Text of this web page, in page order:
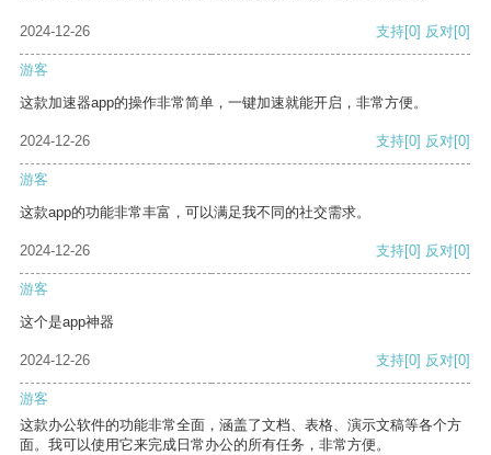
2024-12-26 支持[0] 反对[0]
游客
这款加速器app的操作非常简单，一键加速就能开启，非常方便。
2024-12-26 支持[0] 反对[0]
游客
这款app的功能非常丰富，可以满足我不同的社交需求。
2024-12-26 支持[0] 反对[0]
游客
这个是app神器
2024-12-26 支持[0] 反对[0]
游客
这款办公软件的功能非常全面，涵盖了文档、表格、演示文稿等各个方
面。我可以使用它来完成日常办公的所有任务，非常方便。